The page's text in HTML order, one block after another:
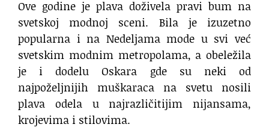
Ove godine je plava doživela pravi bum na
svetskoj modnoj sceni. Bila je izuzetno
popularna i na Nedeljama mode u svi već
svetskim modnim metropolama, a obeležila
je i dodelu Oskara gde su neki od
najpoželjnijih muškaraca na svetu nosili
plava odela u najrazličitijim nijansama,
krojevima i stilovima.